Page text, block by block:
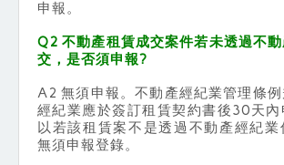
申報。
Q2 不動產租賃成交案件若未透過不
交，是否須申報?
A2 無須申報。不動產經紀業管理條
經紀業應於簽訂租賃契約書後30天
以若該租賃案不是透過不動產經紀業
無須申報登錄。